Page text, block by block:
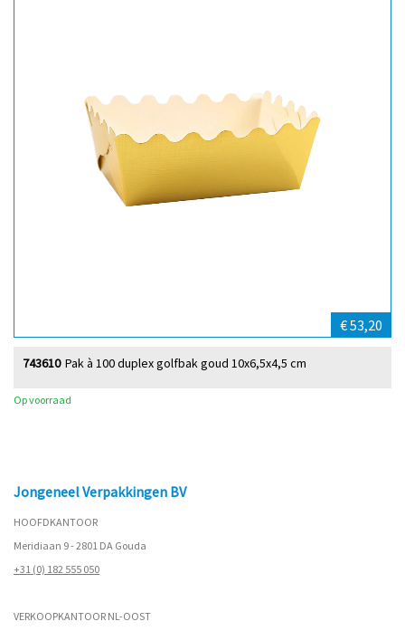
€ 53,20
Pak à 100 duplex golfbak goud 10x6,5x4,5 cm
743610
Op voorraad
Jongeneel Verpakkingen BV
HOOFDKANTOOR
Meridiaan 9 - 2801 DA Gouda
+31 (0) 182 555 050
VERKOOPKANTOOR NL-OOST